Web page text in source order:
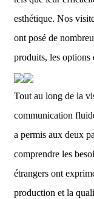
esthétique. Nos
ont posé de
produits, les options
Tout au long de la
communication
a permis aux deux
comprendre les
étrangers ont
production et la